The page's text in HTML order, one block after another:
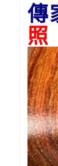
傳